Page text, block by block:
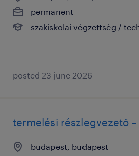
permanent
szakiskolai végzettség /
posted 23 june 2026
termelési részlegvezető
budapest, budapest